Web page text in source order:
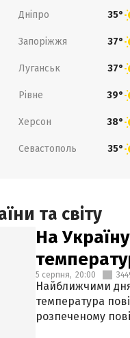
Дніпро 35°
Запоріжжя 37°
Луганськ 37°
Рівне 39°
Херсон 38°
Севастополь 35°
та світу
На
5 серпня, 20:00
Найближчими
температура
розпеченому